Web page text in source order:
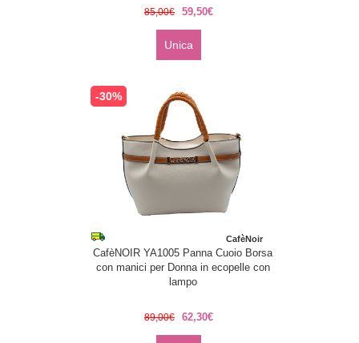
85,00€ 59,50€
Unica
-30%
CafèNoir
CafèNOIR YA1005 Panna Cuoio Borsa
con manici per Donna in ecopelle con
lampo
89,00€ 62,30€